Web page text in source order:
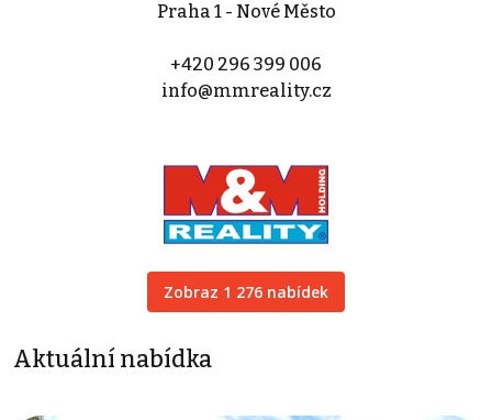
Praha 1 - Nové Město
+420 296 399 006
info@mmreality.cz
Zobraz 1 276 nabídek
Aktuální nabídka